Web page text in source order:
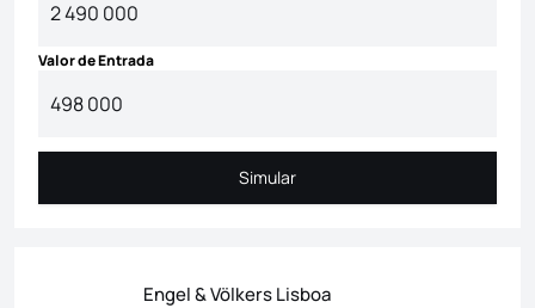
Valor de Entrada
Simular
Simular
Engel & Völkers Lisboa